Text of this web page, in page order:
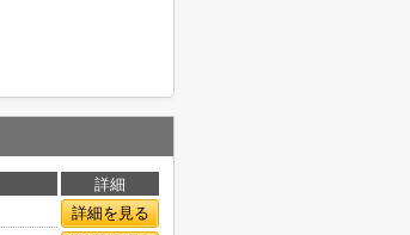
詳細
詳細を見る